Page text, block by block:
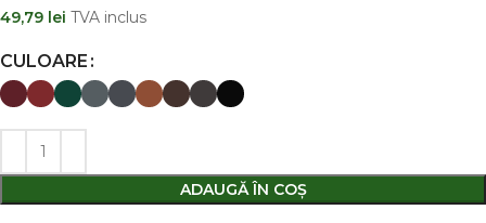
49,79 lei TVA inclus
CULOARE
ADAUGĂ ÎN COȘ